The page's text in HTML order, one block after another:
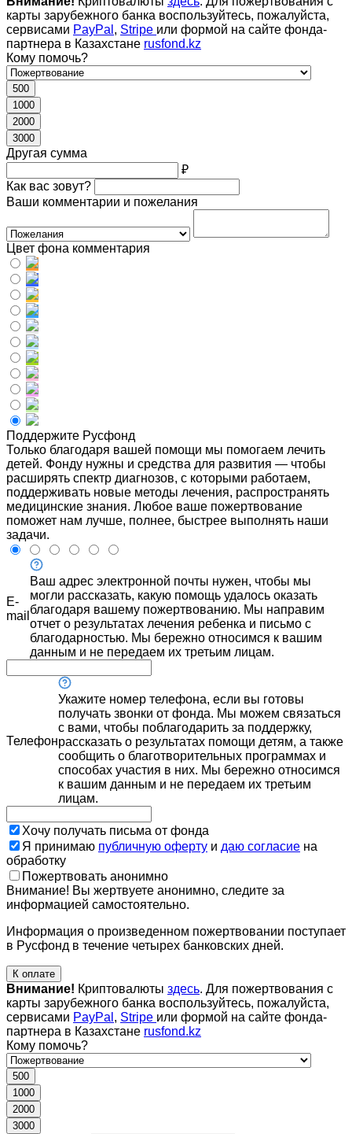
карты зарубежного банка воспользуйтесь, пожалуйста,
сервисами PayPal , Stripe или формой на сайте фонда-
партнера в Казахстане rusfond.kz
Кому помочь?
500
1000
2000
3000
Другая сумма
₽
Как вас зовут?
Ваши комментарии и пожелания
Цвет фона комментария
Поддержите Русфонд
Только благодаря вашей помощи мы помогаем лечить
детей. Фонду нужны и средства для развития — чтобы
расширять спектр диагнозов, с которыми работаем,
поддерживать новые методы лечения, распространять
медицинские знания. Любое ваше пожертвование
поможет нам лучше, полнее, быстрее выполнять наши
задачи.
E-
mail
Ваш адрес электронной почты нужен, чтобы мы
могли рассказать, какую помощь удалось оказать
благодаря вашему пожертвованию. Мы направим
отчет о результатах лечения ребенка и письмо с
благодарностью. Мы бережно относимся к вашим
данным и не передаем их третьим лицам.
Телефон
Укажите номер телефона, если вы готовы
получать звонки от фонда. Мы можем связаться
с вами, чтобы поблагодарить за поддержку,
рассказать о результатах помощи детям, а также
сообщить о благотворительных программах и
способах участия в них. Мы бережно относимся
к вашим данным и не передаем их третьим
лицам.
Хочу получать письма от фонда
Я принимаю публичную оферту и даю согласие на
обработку
Пожертвовать анонимно
Внимание! Вы жертвуете анонимно, следите за
информацией самостоятельно.
Информация о произведенном пожертвовании поступает
в Русфонд в течение четырех банковских дней.
К оплате
Внимание! Криптовалюты здесь. Для пожертвования с
карты зарубежного банка воспользуйтесь, пожалуйста,
сервисами PayPal , Stripe или формой на сайте фонда-
партнера в Казахстане rusfond.kz
Кому помочь?
500
1000
2000
3000